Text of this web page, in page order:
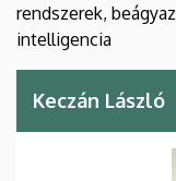
rendszerek,
intelligencia
Keczán László